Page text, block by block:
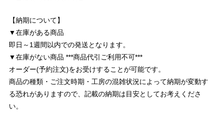
【納期について】
▼在庫がある商品
即日～1週間以内での発送となります。
▼在庫がない商品 ***商品代引ご利用不可***
オーダー(予約注文)をお受けすることが可能です。
商品の種類・ご注文時期・工房の混雑状況によって納期が変動す
る恐れがありますので、記載の納期は目安としてお考えくださ
い。